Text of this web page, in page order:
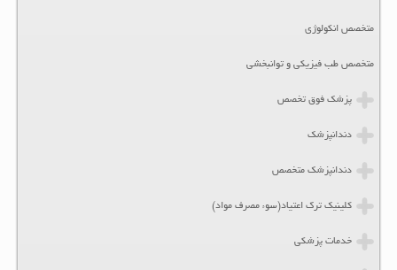
متخصص انکولوژی
متخصص طب فیزیکی و توانبخشی
پزشک فوق تخصص
دندانپزشک
دندانپزشک متخصص
کلینیک ترک اعتیاد(سوء مصرف مواد)
خدمات پزشکی